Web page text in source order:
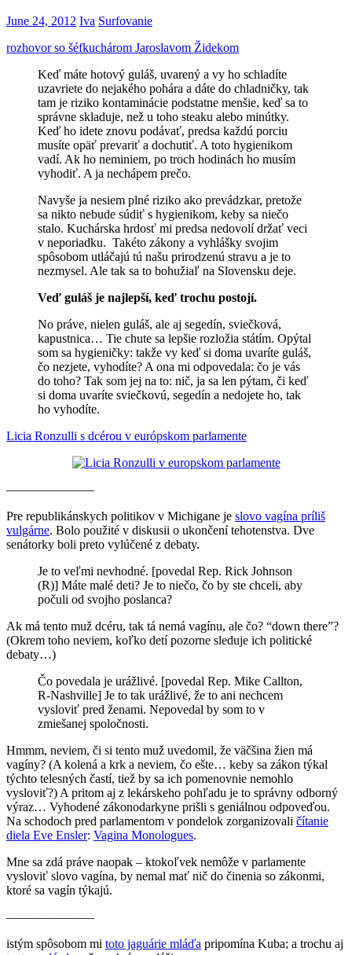
June 24, 2012 Iva Surfovanie
rozhovor so šéfkuchárom Jaroslavom Židekom
Keď máte hotový guláš, uvarený a vy ho schladíte
uzavriete do nejakého pohára a dáte do chladničky, tak
tam je riziko kontaminácie podstatne menšie, keď sa to
správne skladuje, než u toho steaku alebo minútky.
Keď ho idete znovu podávať, predsa každú porciu
musíte opäť prevariť a dochutiť. A toto hygienikom
vadí. Ak ho neminiem, po troch hodinách ho musím
vyhodiť. A ja nechápem prečo.
Navyše ja nesiem plné riziko ako prevádzkar, pretože
sa nikto nebude súdiť s hygienikom, keby sa niečo
stalo. Kuchárska hrdosť mi predsa nedovolí držať veci
v neporiadku. Takéto zákony a vyhlášky svojim
spôsobom utláčajú tú našu prirodzenú stravu a je to
nezmysel. Ale tak sa to bohužiaľ na Slovensku deje.
Veď guláš je najlepší, keď trochu postojí.
No práve, nielen guláš, ale aj segedín, sviečková,
kapustnica… Tie chute sa lepšie rozložia státím. Opýtal
som sa hygieničky: takže vy keď si doma uvaríte guláš,
čo nezjete, vyhodíte? A ona mi odpovedala: čo je vás
do toho? Tak som jej na to: nič, ja sa len pýtam, či keď
si doma uvaríte sviečkovú, segedín a nedojete ho, tak
ho vyhodíte.
Licia Ronzulli s dcérou v európskom parlamente
———————
Pre republikánskych politikov v Michigane je slovo vagína príliš
vulgárne. Bolo použité v diskusii o ukončení tehotenstva. Dve
senátorky boli preto vylúčené z debaty.
Je to veľmi nevhodné. [povedal Rep. Rick Johnson
(R)] Máte malé deti? Je to niečo, čo by ste chceli, aby
počuli od svojho poslanca?
Ak má tento muž dcéru, tak tá nemá vagínu, ale čo? “down there”?
(Okrem toho neviem, koľko detí pozorne sleduje ich politické
debaty…)
Čo povedala je urážlivé. [povedal Rep. Mike Callton,
R-Nashville] Je to tak urážlivé, že to ani nechcem
vysloviť pred ženami. Nepovedal by som to v
zmiešanej spoločnosti.
Hmmm, neviem, či si tento muž uvedomil, že väčšina žien má
vagíny? (A kolená a krk a neviem, čo ešte… keby sa zákon týkal
týchto telesných častí, tiež by sa ich pomenovnie nemohlo
vysloviť?) A pritom aj z lekárskeho pohľadu je to správny odborný
výraz… Vyhodené zákonodarkyne prišli s geniálnou odpoveďou.
Na schodoch pred parlamentom v pondelok zorganizovali čítanie
diela Eve Ensler: Vagina Monologues.
Mne sa zdá práve naopak – ktokoľvek nemôže v parlamente
vysloviť slovo vagína, by nemal mať nič do činenia so zákonmi,
ktoré sa vagín týkajú.
———————
istým spôsobom mi toto jaguárie mláďa pripomína Kuba; a trochu aj